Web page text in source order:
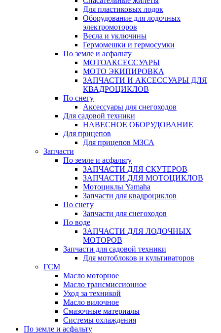
Для пластиковых лодок
Оборудование для лодочных
электромоторов
Весла и уключины
Гермомешки и гермосумки
По земле и асфальту
МОТОАКСЕССУАРЫ
МОТО ЭКИПИРОВКА
ЗАПЧАСТИ И АКСЕССУАРЫ ДЛЯ
КВАДРОЦИКЛОВ
По снегу
Аксессуары для снегоходов
Для садовой техники
НАВЕСНОЕ ОБОРУДОВАНИЕ
Для прицепов
Для прицепов МЗСА
Запчасти
По земле и асфальту
ЗАПЧАСТИ ДЛЯ СКУТЕРОВ
ЗАПЧАСТИ ДЛЯ МОТОЦИКЛОВ
Мотоциклы Yamaha
Запчасти для квадроциклов
По снегу
Запчасти для снегоходов
По воде
ЗАПЧАСТИ ДЛЯ ЛОДОЧНЫХ
МОТОРОВ
Запчасти для садовой техники
Для мотоблоков и культиваторов
ГСМ
Масло моторное
Масло трансмиссионное
Уход за техникой
Масло вилочное
Смазочные материалы
Системы охлаждения
По земле и асфальту